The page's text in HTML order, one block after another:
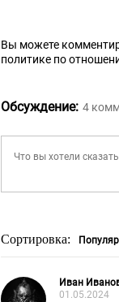
Вы можете
политике по
Обсуждение: 4
Сортировка:
Иван
01.05.2024